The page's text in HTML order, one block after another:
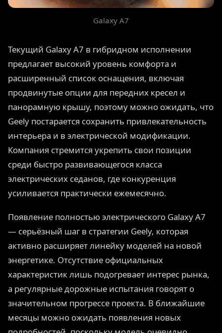
Galaxy A7
Текущий Galaxy A7 в гибридном исполнении
предлагает высокий уровень комфорта и
расширенный список оснащения, включая
продвинутые опции для передних кресел и
панорамную крышу, поэтому можно ожидать, что
Geely постарается сохранить привлекательность
интерьера и в электрической модификации.
Компания стремится укрепить свои позиции
среди быстро развивающегося класса
электрических седанов, где конкуренция
усиливается практически ежемесячно.
Появление полностью электрического Galaxy A7
— серьёзный шаг в стратегии Geely, которая
активно расширяет линейку моделей на новой
энергетике. Отсутствие официальных
характеристик лишь подогревает интерес рынка,
а регулярные дорожные испытания говорят о
значительном прогрессе проекта. В ближайшие
месяцы можно ожидать появления новых